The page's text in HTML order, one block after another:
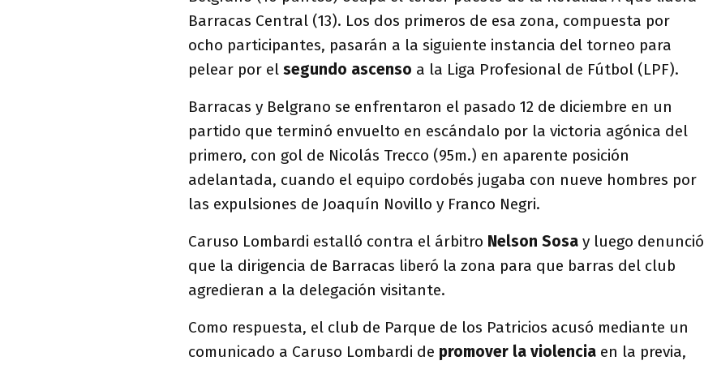
Barracas Central (13). Los dos primeros de esa zona, compuesta por
ocho participantes, pasarán a la siguiente instancia del torneo para
pelear por el segundo ascenso a la Liga Profesional de Fútbol (LPF).
Barracas y Belgrano se enfrentaron el pasado 12 de diciembre en un
partido que terminó envuelto en escándalo por la victoria agónica del
primero, con gol de Nicolás Trecco (95m.) en aparente posición
adelantada, cuando el equipo cordobés jugaba con nueve hombres por
las expulsiones de Joaquín Novillo y Franco Negri.
Caruso Lombardi estalló contra el árbitro Nelson Sosa y luego denunció
que la dirigencia de Barracas liberó la zona para que barras del club
agredieran a la delegación visitante.
Como respuesta, el club de Parque de los Patricios acusó mediante un
comunicado a Caruso Lombardi de promover la violencia en la previa,